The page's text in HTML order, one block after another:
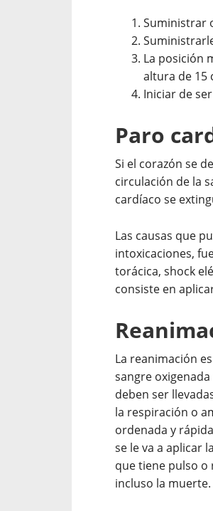
Suministrar
La posición
altura de 15
Iniciar de
Paro
Si el corazón se
circulación de la
cardíaco se
Las causas que
intoxicaciones,
torácica, shock
consiste en
La reanimación
sangre
deben ser
la respiración o
ordenada y
se le va a aplicar
que tiene pulso o
incluso la muerte.